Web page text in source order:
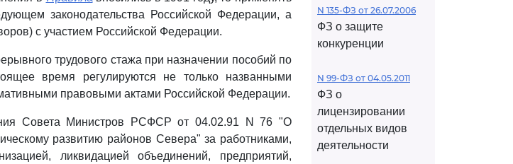
законодательства Российской Федерации, а
с участием Российской Федерации.
трудового стажа при назначении пособий по
время регулируются не только названными
правовыми актами Российской Федерации.
Совета Министров РСФСР от 04.02.91 N 76 "О
развитию районов Севера" за работниками,
ликвидацией объединений, предприятий,
N 135-ФЗ от 26.07.2006
ФЗ о защите
конкуренции
N 99-ФЗ от 04.05.2011
ФЗ о
лицензировании
отдельных видов
деятельности